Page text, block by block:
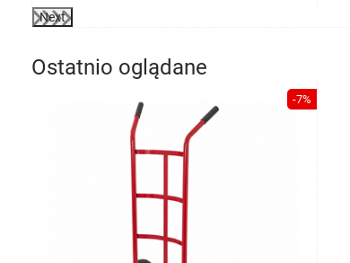
Next
Ostatnio oglądane
-7%